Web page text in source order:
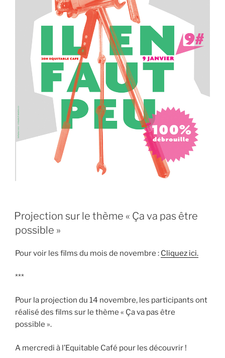
PUBLIÉ
LE
Projection sur le thème « Ça va pas être
possible »
Pour voir les films du mois de novembre : Cliquez ici.
***
Pour la projection du 14 novembre, les participants ont
réalisé des films sur le thème « Ça va pas être
possible ».
A mercredi à l’Equitable Café pour les découvrir !